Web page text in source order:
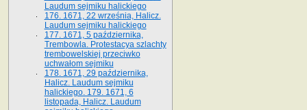
Laudum sejmiku halickiego
176. 1671, 22 września, Halicz.
Laudum sejmiku halickiego
177. 1671, 5 października,
Trembowla. Protestacya szlachty
trembowelskiej przeciwko
uchwałom sejmiku
178. 1671, 29 października,
Halicz. Laudum sejmiku
halickiego. 179. 1671, 6
listopada, Halicz. Laudum